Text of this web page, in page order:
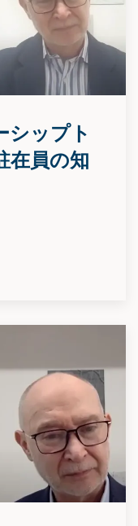
シップト
在員の知